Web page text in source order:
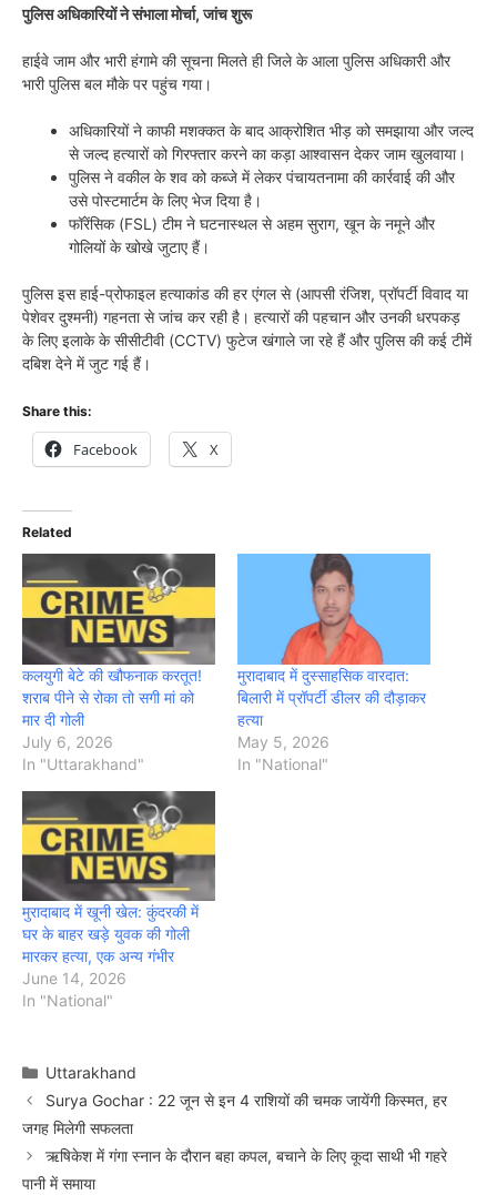
पुलिस अधिकारियों ने संभाला मोर्चा, जांच शुरू
हाईवे जाम और भारी हंगामे की सूचना मिलते ही जिले के आला पुलिस अधिकारी और
भारी पुलिस बल मौके पर पहुंच गया।
अधिकारियों ने काफी मशक्कत के बाद आक्रोशित भीड़ को समझाया और जल्द
से जल्द हत्यारों को गिरफ्तार करने का कड़ा आश्वासन देकर जाम खुलवाया।
पुलिस ने वकील के शव को कब्जे में लेकर पंचायतनामा की कार्रवाई की और
उसे पोस्टमार्टम के लिए भेज दिया है।
फॉरेंसिक (FSL) टीम ने घटनास्थल से अहम सुराग, खून के नमूने और
गोलियों के खोखे जुटाए हैं।
पुलिस इस हाई-प्रोफाइल हत्याकांड की हर एंगल से (आपसी रंजिश, प्रॉपर्टी विवाद या
पेशेवर दुश्मनी) गहनता से जांच कर रही है। हत्यारों की पहचान और उनकी धरपकड़
के लिए इलाके के सीसीटीवी (CCTV) फुटेज खंगाले जा रहे हैं और पुलिस की कई टीमें
दबिश देने में जुट गई हैं।
Share this:
Facebook X
Related
कलयुगी बेटे की खौफनाक करतूत!
शराब पीने से रोका तो सगी मां को
मार दी गोली
July 6, 2026
In "Uttarakhand"
मुरादाबाद में दुस्साहसिक वारदात:
बिलारी में प्रॉपर्टी डीलर की दौड़ाकर
हत्या
May 5, 2026
In "National"
मुरादाबाद में खूनी खेल: कुंदरकी में
घर के बाहर खड़े युवक की गोली
मारकर हत्या, एक अन्य गंभीर
June 14, 2026
In "National"
Categories
Uttarakhand
Surya Gochar : 22 जून से इन 4 राशियों की चमक जायेंगी किस्मत, हर
जगह मिलेगी सफलता
ऋषिकेश में गंगा स्नान के दौरान बहा कपल, बचाने के लिए कूदा साथी भी गहरे
पानी में समाया